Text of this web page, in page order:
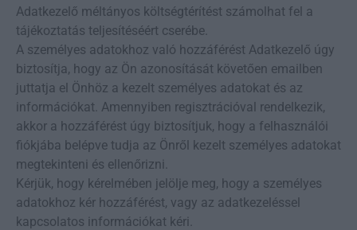
Adatkezelő méltányos költségtérítést számolhat fel a
tájékoztatás teljesítéséért cserébe.
A személyes adatokhoz való hozzáférést Adatkezelő úgy
biztosítja, hogy az Ön azonosítását követően emailben
juttatja el Önhöz a kezelt személyes adatokat és az
információkat. Amennyiben regisztrációval rendelkezik,
akkor a hozzáférést úgy biztosítjuk, hogy a felhasználói
fiókjába belépve tudja az Önről kezelt személyes adatokat
megtekinteni és ellenőrizni.
Kérjük, hogy kérelmében jelölje meg, hogy a személyes
adatokhoz kér hozzáférést, vagy az adatkezeléssel
kapcsolatos információkat kéri.